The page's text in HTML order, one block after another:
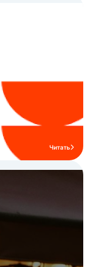
Читать